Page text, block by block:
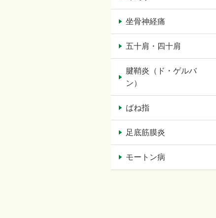
坐骨神経痛
五十肩・四十肩
腱鞘炎（ド・ゲルバ
ン）
ばね指
足底筋膜炎
モートン病